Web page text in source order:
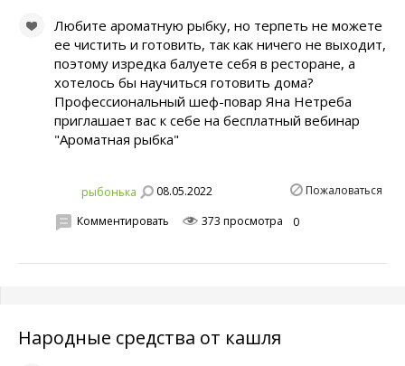
Любите ароматную рыбку, но терпеть не можете
ее чистить и готовить, так как ничего не выходит,
поэтому изредка балуете себя в ресторане, а
хотелось бы научиться готовить дома?
Профессиональный шеф-повар Яна Нетреба
приглашает вас к себе на бесплатный вебинар
"Ароматная рыбка"
рыбонька 08.05.2022 Пожаловаться
Комментировать 373 просмотра 0
Народные средства от кашля